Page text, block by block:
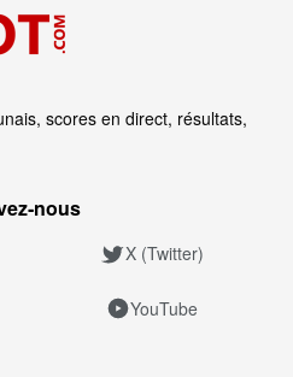
scores en direct, résultats,
X (Twitter)
YouTube